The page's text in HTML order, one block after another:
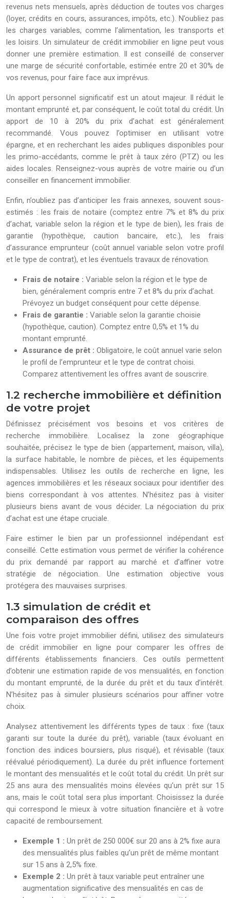
revenus nets mensuels, après déduction de toutes vos charges
(loyer, crédits en cours, assurances, impôts, etc.). N’oubliez pas
les charges variables, comme l’alimentation, les transports et
les loisirs. Un simulateur de crédit immobilier en ligne peut vous
donner une première estimation. Il est conseillé de conserver
une marge de sécurité confortable, estimée entre 20 et 30% de
vos revenus, pour faire face aux imprévus.
Un apport personnel significatif est un atout majeur. Il réduit le
montant emprunté et, par conséquent, le coût total du crédit. Un
apport de 10 à 20% du prix d’achat est généralement
recommandé. Vous pouvez l’optimiser en utilisant votre
épargne, et en recherchant les aides publiques disponibles pour
les primo-accédants, comme le prêt à taux zéro (PTZ) ou les
aides locales. Renseignez-vous auprès de votre mairie ou d’un
conseiller en financement immobilier.
Enfin, n’oubliez pas d’anticiper les frais annexes, souvent sous-
estimés : les frais de notaire (comptez entre 7% et 8% du prix
d’achat, variable selon la région et le type de bien), les frais de
garantie (hypothèque, caution bancaire, etc.), les frais
d’assurance emprunteur (coût annuel variable selon votre profil
et le type de contrat), et les éventuels travaux de rénovation.
Frais de notaire : Variable selon la région et le type de
bien, généralement compris entre 7 et 8% du prix d’achat.
Prévoyez un budget conséquent pour cette dépense.
Frais de garantie : Variable selon la garantie choisie
(hypothèque, caution). Comptez entre 0,5% et 1% du
montant emprunté.
Assurance de prêt : Obligatoire, le coût annuel varie selon
le profil de l’emprunteur et le type de contrat choisi.
Comparez attentivement les offres avant de souscrire.
1.2 recherche immobilière et définition
de votre projet
Définissez précisément vos besoins et vos critères de
recherche immobilière. Localisez la zone géographique
souhaitée, précisez le type de bien (appartement, maison, villa),
la surface habitable, le nombre de pièces, et les équipements
indispensables. Utilisez les outils de recherche en ligne, les
agences immobilières et les réseaux sociaux pour identifier des
biens correspondant à vos attentes. N’hésitez pas à visiter
plusieurs biens avant de vous décider. La négociation du prix
d’achat est une étape cruciale.
Faire estimer le bien par un professionnel indépendant est
conseillé. Cette estimation vous permet de vérifier la cohérence
du prix demandé par rapport au marché et d’affiner votre
stratégie de négociation. Une estimation objective vous
protégera des mauvaises surprises.
1.3 simulation de crédit et
comparaison des offres
Une fois votre projet immobilier défini, utilisez des simulateurs
de crédit immobilier en ligne pour comparer les offres de
différents établissements financiers. Ces outils permettent
d’obtenir une estimation rapide de vos mensualités, en fonction
du montant emprunté, de la durée du prêt et du taux d’intérêt.
N’hésitez pas à simuler plusieurs scénarios pour affiner votre
choix.
Analysez attentivement les différents types de taux : fixe (taux
garanti sur toute la durée du prêt), variable (taux évoluant en
fonction des indices boursiers, plus risqué), et révisable (taux
réévalué périodiquement). La durée du prêt influence fortement
le montant des mensualités et le coût total du crédit. Un prêt sur
25 ans aura des mensualités moins élevées qu’un prêt sur 15
ans, mais le coût total sera plus important. Choisissez la durée
qui correspond le mieux à votre situation financière et à votre
capacité de remboursement.
Exemple 1 : Un prêt de 250 000€ sur 20 ans à 2% fixe aura
des mensualités plus faibles qu’un prêt de même montant
sur 15 ans à 2,5% fixe.
Exemple 2 : Un prêt à taux variable peut entraîner une
augmentation significative des mensualités en cas de